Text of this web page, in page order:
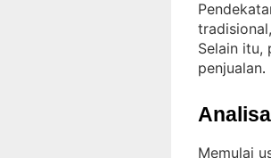
Selain itu,
penjualan.
Memulai